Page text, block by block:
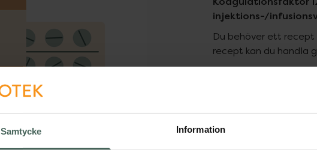
Samtycke Information
injektions-/
Du behöver ett
recept kan du handla